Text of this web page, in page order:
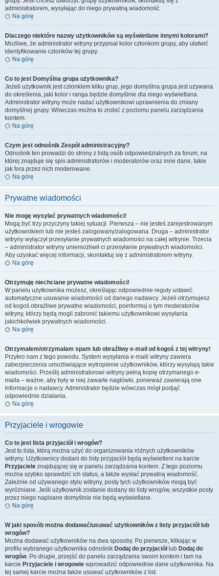
administratorem, wysyłając do niego prywatną wiadomość.
Na górę
Dlaczego niektóre nazwy użytkowników są wyświetlane innymi kolorami?
Możliwe, że administrator witryny przypisał kolor członkom grupy, aby ułatwić
identyfikowanie członków tej grupy.
Na górę
Co to jest Domyślna grupa użytkownika?
Jeżeli użytkownik jest członkiem kilku grup, jego domyślna grupa jest używana
do określenia, jaki kolor i ranga będzie domyślnie dla niego wyświetlana.
Administrator witryny może nadać użytkownikowi uprawnienia do zmiany
domyślnej grupy. Wówczas można to zrobić z poziomu panelu zarządzania
kontem.
Na górę
Czym jest odnośnik Zespół administracyjny?
Odnośnik ten prowadzi do strony z listą osób odpowiedzialnych za forum, na
której znajduje się spis administratorów i moderatorów oraz inne dane, takie
jak fora przez nich moderowane.
Na górę
Prywatne wiadomości
Nie mogę wysyłać prywatnych wiadomości!
Mogą być trzy przyczyny takiej sytuacji. Pierwsza – nie jesteś zarejestrowanym
użytkownikiem lub nie jesteś zalogowany/zalogowana. Druga – administrator
witryny wyłączył przesyłanie prywatnych wiadomości na całej witrynie. Trzecia
– administrator witryny uniemożliwił ci przesyłanie prywatnych wiadomości.
Aby uzyskać więcej informacji, skontaktuj się z administratorem witryny.
Na górę
Otrzymuję niechciane prywatne wiadomości!
W panelu użytkownika możesz, określając odpowiednie reguły ustawić
automatyczne usuwanie wiadomości od danego nadawcy. Jeżeli otrzymujesz
od kogoś obraźliwe prywatne wiadomości, poinformuj o tym moderatorów
witryny, którzy będą mogli zabronić takiemu użytkownikowi wysyłania
jakichkolwiek prywatnych wiadomości.
Na górę
Otrzymałem/otrzymałam spam lub obraźliwy e-mail od kogoś z tej witryny!
Przykro nam z tego powodu. System wysyłania e-maili witryny zawiera
zabezpieczenia umożliwiające wytropienie użytkowników, którzy wysyłają takie
wiadomości. Prześlij administratorowi witryny pełną kopię otrzymanego e-
maila – ważne, aby były w niej zawarte nagłówki, ponieważ zawierają one
informacje o nadawcy. Administrator będzie wówczas mógł podjąć
odpowiednie działania.
Na górę
Przyjaciele i wrogowie
Co to jest lista przyjaciół i wrogów?
Jest to lista, którą można użyć do organizowania różnych użytkowników
witryny. Użytkownicy dodani do listy przyjaciół będą wyświetleni na karcie
Przyjaciele znajdującej się w panelu zarządzania kontem. Z tego poziomu
można szybko sprawdzić ich status, a także wysłać prywatną wiadomość.
Zależnie od używanego stylu witryny, posty tych użytkowników mogą być
wyróżniane. Jeśli użytkownik zostanie dodany do listy wrogów, wszystkie posty
przez niego napisane domyślnie nie będą wyświetlane.
Na górę
W jaki sposób można dodawać/usuwać użytkowników z listy przyjaciół lub
wrogów?
Można dodawać użytkowników na dwa sposoby. Po pierwsze, klikając w
profilu wybranego użytkownika odnośnik Dodaj do przyjaciółlub Dodaj do
wrogów. Po drugie, przejść do panelu zarządzania swoim kontem i tam na
karcie Przyjaciele i wrogowie wprowadzić odpowiednie dane użytkownika. Na
tej samej karcie można także usuwać użytkowników z list.